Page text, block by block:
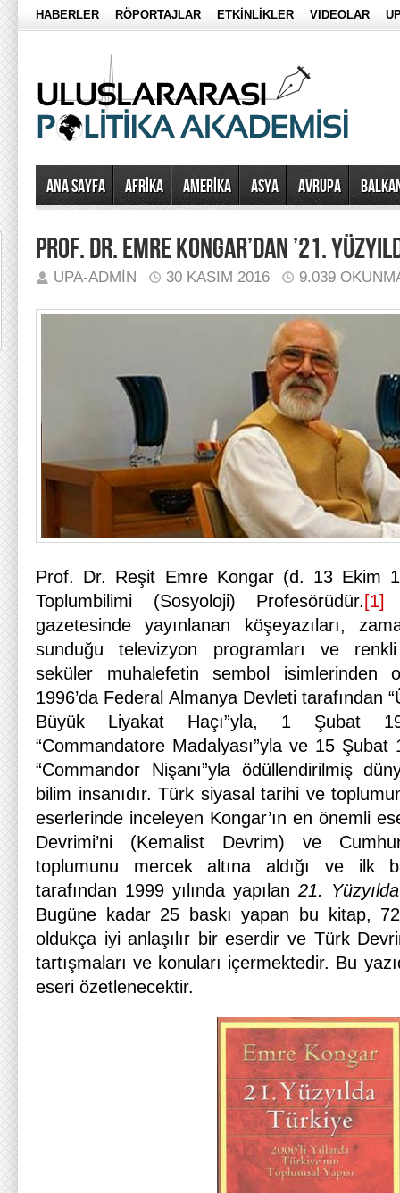
HABERLER RÖPORTAJLAR ETKİNLİKLER VIDEOLAR
Ana Sayfa AFRİKA AMERİKA ASYA AVRUPA
PROF. DR. EMRE KONGAR’DAN ’21.
UPA-ADMIN 30 KASIM 2016 9.039
Prof. Dr. Reşit Emre Kongar (d. 13 Ekim
Toplumbilimi (Sosyoloji) Profesörüdür. [1]
gazetesinde yayınlanan köşeyazıları,
sunduğu televizyon programları ve renkli
seküler muhalefetin sembol isimlerinden
1996’da Federal Almanya Devleti tarafından
Büyük Liyakat Haçı”yla, 1 Şubat
“Commandatore Madalyası”yla ve 15 Şubat
“Commandor Nişanı”yla ödüllendirilmiş
bilim insanıdır. Türk siyasal tarihi ve
eserlerinde inceleyen Kongar’ın en önemli
Devrimi’ni (Kemalist Devrim) ve
toplumunu mercek altına aldığı ve ilk
tarafından 1999 yılında yapılan 21.
Bugüne kadar 25 baskı yapan bu kitap,
oldukça iyi anlaşılır bir eserdir ve Türk
tartışmaları ve konuları içermektedir. Bu
eseri özetlenecektir.